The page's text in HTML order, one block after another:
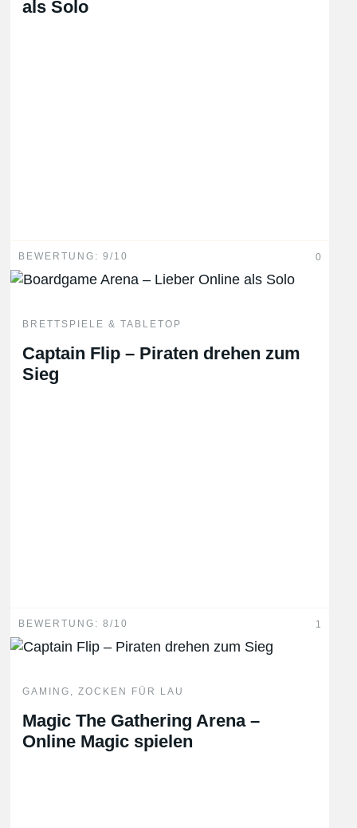
als Solo
BEWERTUNG: 9/10 0
BRETTSPIELE & TABLETOP
Captain Flip – Piraten drehen zum
Sieg
BEWERTUNG: 8/10 1
GAMING ,ZOCKEN FÜR LAU
Magic The Gathering Arena –
Online Magic spielen